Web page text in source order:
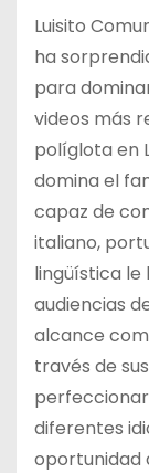
Luisito
ha
para
videos más
políglota en
domina el
capaz de
italiano,
lingüística
audiencias
alcance
través de
diferentes
oportunidad